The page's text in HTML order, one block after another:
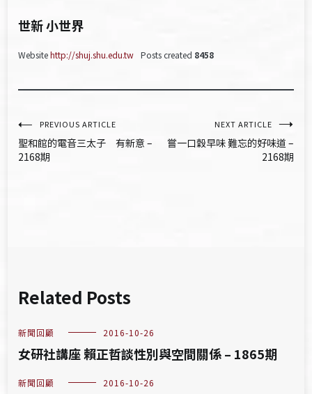
世新 小世界
Websitehttp://shuj.shu.edu.tw Posts created 8458
文
章
PREVIOUS ARTICLE
聖和館的電音三太子 有新意 –
2168期
NEXT ARTICLE
嘗一口穀早味 難忘的好味道 –
2168期
Related Posts
新聞回顧 2016-10-26
女研社講座 賴正哲談性別與空間關係 – 1865期
新聞回顧 2016-10-26